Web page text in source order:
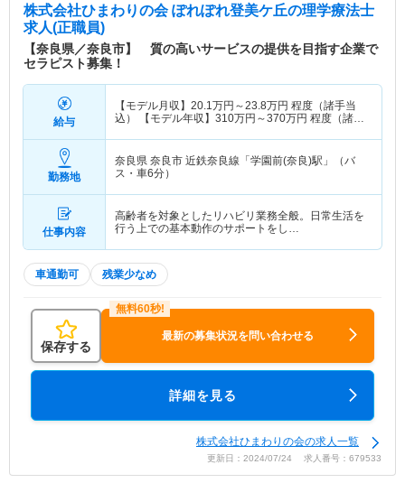
株式会社ひまわりの会 ぽれぽれ登美ケ丘の理学療法士
求人(正職員)
【奈良県／奈良市】 質の高いサービスの提供を目指す企業で
セラピスト募集！
給与
【モデル月収】 20.1万円～23.8万円 程度（諸手当
込） 【モデル年収】 310万円～370万円 程度（諸手
勤務地
奈良県 奈良市 近鉄奈良線「学園前(奈良)駅」（バ
ス・車6分）
仕事内容
高齢者を対象としたリハビリ業務全般。日常生活を
行う上での基本動作のサポートをし…
車通勤可 残業少なめ
保存する
最新の募集状況を問い合わせる
詳細を見る
株式会社ひまわりの会の求人一覧
更新日：2024/07/24 求人番号：679533